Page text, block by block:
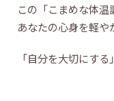
この「こまめな体温
あなたの心身を軽や
「自分を大切にする